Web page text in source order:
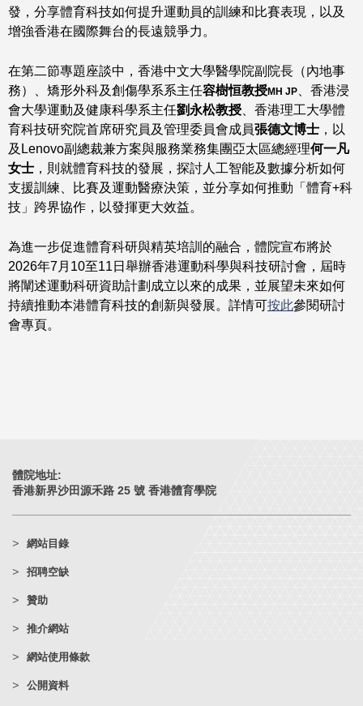
發，分享體育科技如何提升運動員的訓練和比賽表現，以及
增強香港在國際舞台的長遠競爭力。
在第二節專題座談中，香港中文大學醫學院副院長（內地事
務）、矯形外科及創傷學系系主任容樹恒教授MH JP
、香港浸
會大學運動及健康科學系主任劉永松教授 、香港理工大學體
育科技研究院首席研究員及管理委員會成員張德文博士 ，以
及Lenovo副總裁兼方案與服務業務集團亞太區總經理何一凡
女士 ，則就體育科技的發展，探討人工智能及數據分析如何
支援訓練、比賽及運動醫療決策，並分享如何推動「體育+科
技」跨界協作，以發揮更大效益。
為進一步促進體育科研與精英培訓的融合，體院宣布將於
2026年7月10至11日舉辦香港運動科學與科技研討會，屆時
將闡述運動科研資助計劃成立以來的成果，並展望未來如何
持續推動本港體育科技的創新與發展。詳情可按此參閱研討
會專頁。
體院地址:
香港新界沙田源禾路 25 號 香港體育學院
網站目錄
招聘空缺
贊助
推介網站
網站使用條款
公開資料